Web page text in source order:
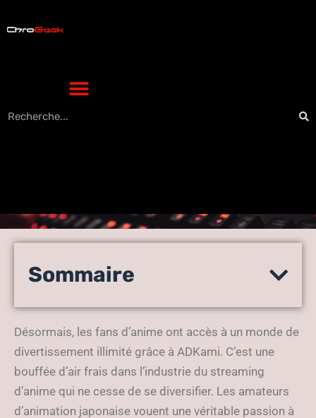
ADKami révolutionne le
dès aujourd’hui
Sommaire
Désormais, les fans d’anime ont accès à un monde de
divertissement illimité grâce à ADKami. C’est une
bouffée d’air frais dans l’industrie du streaming
d’anime qui ne cesse de se diversifier. Les amateurs
d’animation japonaise vouent une véritable passion à